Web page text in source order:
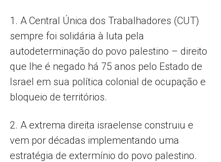
1. A Central Única dos Trabalhadores (CUT)
sempre foi solidária à luta pela
autodeterminação do povo palestino – direito
que lhe é negado há 75 anos pelo Estado de
Israel em sua política colonial de ocupação e
bloqueio de territórios.
2. A extrema direita israelense construiu e
vem por décadas implementando uma
estratégia de extermínio do povo palestino.